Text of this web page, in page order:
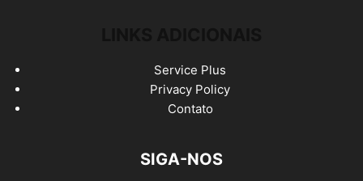
Service Plus
Privacy Policy
Contato
SIGA-NOS